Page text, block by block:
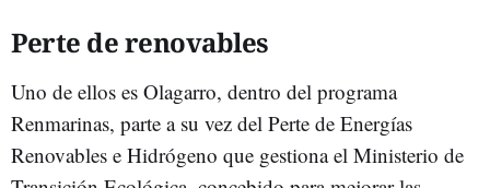
Perte de renovables
Uno de ellos es Olagarro, dentro del programa
Renmarinas, parte a su vez del Perte de Energías
Renovables e Hidrógeno que gestiona el Ministerio de